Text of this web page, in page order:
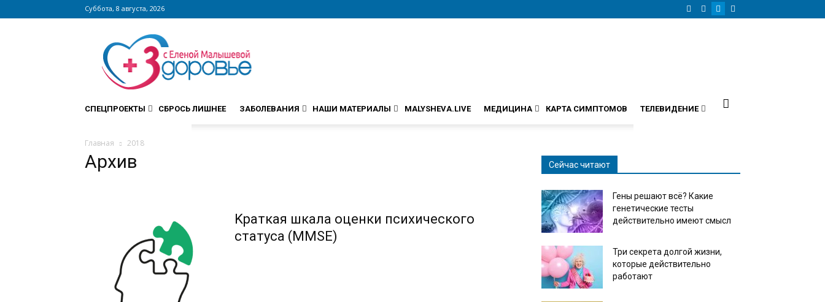
Суббота, 8 августа, 2026
Сайт
zdorovieinfo.ru
крупнейший
медицинский
интернет-
СПЕЦПРОЕКТЫ СБРОСЬ ЛИШНЕЕ ЗАБОЛЕВАНИЯ НАШИ МАТЕРИАЛЫ MALYSHEVA.LIVE МЕДИЦИНА КАРТА СИМПТОМОВ ТЕЛЕВИДЕНИЕ
Главная 2018
Архив
Kраткая шкала оценки психического
статуса (MMSE)
Сейчас читают
Гены решают всё? Какие
генетические тесты
действительно имеют смысл
Три секрета долгой жизни,
которые действительно
работают